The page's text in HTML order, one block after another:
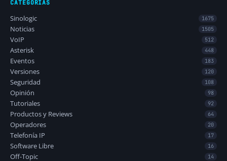
CATEGORÍAS
Sinologic 1675
Noticias 1505
VoIP 512
Asterisk 448
Eventos 183
Versiones 120
Seguridad 108
Opinión 98
Tutoriales 92
Productos y Reviews 64
Operadores 20
Telefonía IP 17
Software Libre 16
Off-Topic 14